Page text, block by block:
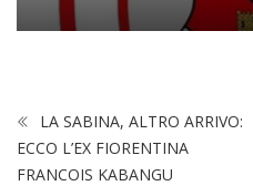
LA SABINA, ALTRO ARRIVO:
ECCO L’EX FIORENTINA
FRANCOIS KABANGU